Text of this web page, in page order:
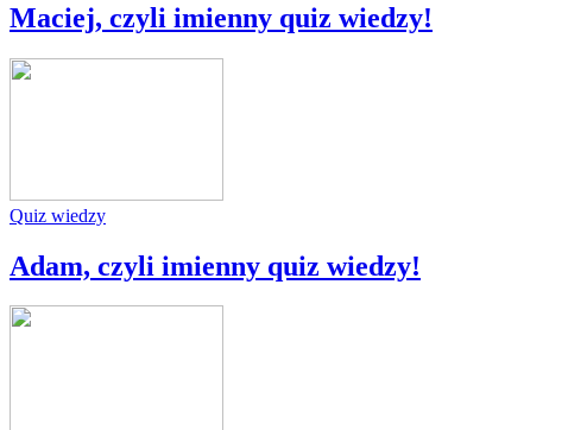
Maciej, czyli imienny quiz wiedzy!
Quiz wiedzy
Adam, czyli imienny quiz wiedzy!